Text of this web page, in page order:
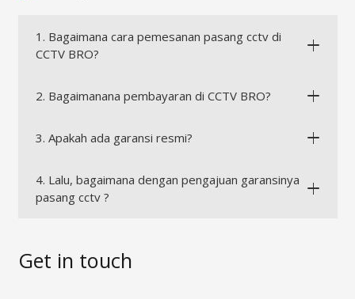
1. Bagaimana cara pemesanan pasang cctv di
CCTV BRO?
2. Bagaimanana pembayaran di CCTV BRO?
3. Apakah ada garansi resmi?
4. Lalu, bagaimana dengan pengajuan garansinya
pasang cctv ?
Get in touch